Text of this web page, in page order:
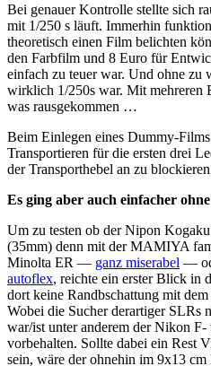
Bei genauer Kontrolle stellte sich
mit 1/250 s läuft. Immerhin
theoretisch einen Film belichten
den Farbfilm und 8 Euro für
einfach zu teuer war. Und ohne zu
wirklich 1/250s war. Mit mehreren
was rausgekommen …
Beim Einlegen eines Dummy-
Transportieren für die ersten drei
der Transporthebel an zu
Es ging aber auch einfacher
Um zu testen ob der Nipon
(35mm) denn mit der MAMIYA
Minolta ER — ganz miserabel —
autoflex, reichte ein erster Blick in
dort keine Randbschattung mit
Wobei die Sucher derartiger SLRs
war/ist unter anderem der Nikon
vorbehalten. Sollte dabei ein Rest
sein, wäre der ohnehin im 9x13